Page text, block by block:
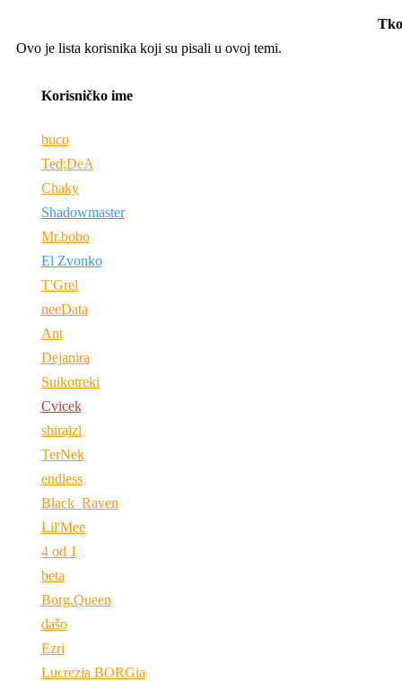
Ovo je lista korisnika koji su pisali u ovoj temi.
Korisničko ime
buco
Ted;DeA
Chaky
Shadowmaster
Mr.bobo
El Zvonko
T'Grel
neeData
Ant
Dejanira
Suikotreki
Cvicek
shirajzl
TerNek
endless
Black_Raven
Lil'Mee
4 od 1
beta
Borg.Queen
dašo
Ezri
Lucrezia BORGia